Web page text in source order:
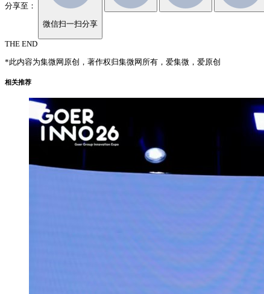
分享至：
微信扫一扫分享
THE END
*此内容为集微网原创，著作权归集微网所有，爱集微，爱原创
相关推荐